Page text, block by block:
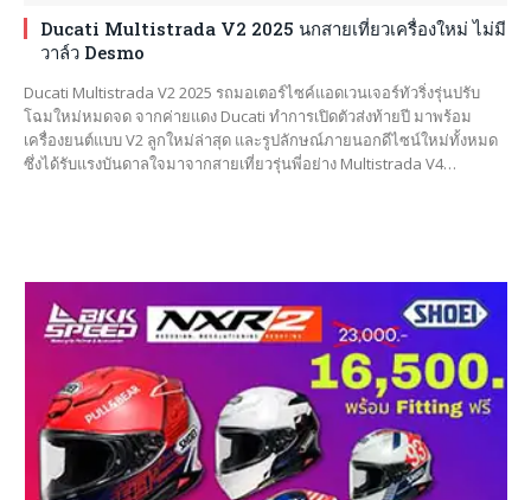
Ducati Multistrada V2 2025 นกสายเที่ยวเครื่องใหม่ ไม่มี
วาล์ว Desmo
Ducati Multistrada V2 2025 รถมอเตอร์ไซค์แอดเวนเจอร์ทัวริ่งรุ่นปรับ
โฉมใหม่หมดจด จากค่ายแดง Ducati ทำการเปิดตัวส่งท้ายปี มาพร้อม
เครื่องยนต์แบบ V2 ลูกใหม่ล่าสุด และรูปลักษณ์ภายนอกดีไซน์ใหม่ทั้งหมด
ซึ่งได้รับแรงบันดาลใจมาจากสายเที่ยวรุ่นพี่อย่าง Multistrada V4…